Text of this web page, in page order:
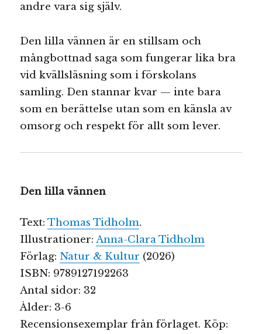
andre vara sig själv.
Den lilla vännen är en stillsam och
mångbottnad saga som fungerar lika bra
vid kvällsläsning som i förskolans
samling. Den stannar kvar — inte bara
som en berättelse utan som en känsla av
omsorg och respekt för allt som lever.
Den lilla vännen
Text:Thomas Tidholm.
Illustrationer:Anna-Clara Tidholm
Förlag: Natur & Kultur (2026)
ISBN: 9789127192263
Antal sidor: 32
Ålder: 3-6
Recensionsexemplar från förlaget. Köp: